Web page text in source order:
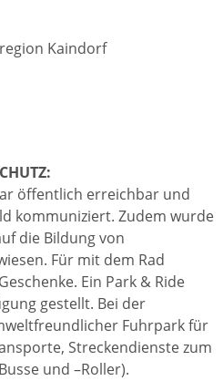
Kaindorf
öffentlich erreichbar und
kommuniziert. Zudem wurde
die Bildung von
Für mit dem Rad
Ein Park & Ride
gestellt. Bei der
Fuhrpark für
Streckendienste zum
und –Roller).